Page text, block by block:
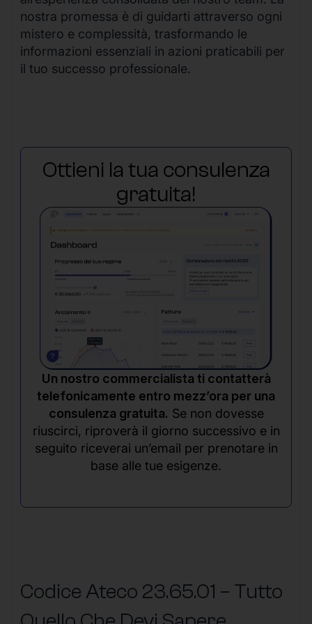
nostra promessa è di guidarti attraverso ogni
mistero e complessità, trasformando le
informazioni essenziali in azioni praticabili per
il tuo successo professionale.
Ottieni la tua consulenza
gratuita!
Un nostro commercialista ti contatterà
telefonicamente entro mezz’ora per una
consulenza gratuita. Se non dovesse
riuscirci, riproverà il giorno successivo e in
seguito riceverai un’email per prenotare in
base alle tue esigenze.
Codice Ateco 23.65.01 – Tutto